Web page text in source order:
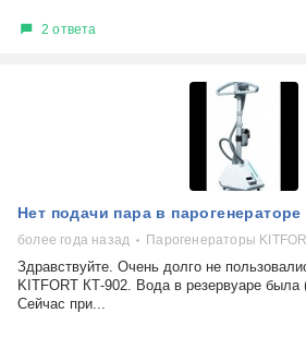
2 ответа
Нет подачи пара в парогенераторе
более года назад Парогенераторы
Здравствуйте. Очень долго не
KITFORT КТ-902. Вода в резервуаре была
Сейчас при...